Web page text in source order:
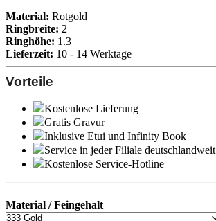
Material: Rotgold
Ringbreite: 2
Ringhöhe: 1.3
Lieferzeit: 10 - 14 Werktage
Vorteile
Kostenlose Lieferung
Gratis Gravur
Inklusive Etui und Infinity Book
Service in jeder Filiale deutschlandweit
Kostenlose Service-Hotline
Material / Feingehalt